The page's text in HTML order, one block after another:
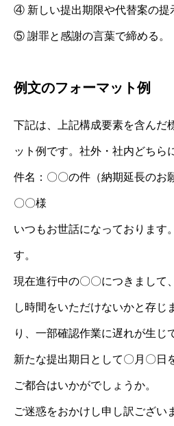
④ 新しい提出期限や代替案の提
⑤ 謝罪と感謝の言葉で締める。
例文のフォーマット例
下記は、上記構成要素を含んだ
ット例です。社外・社内どちら
件名：〇〇の件（納期延長のお
〇〇様
いつもお世話になっております
す。
現在進行中の〇〇につきまして
し時間をいただけないかと存じ
り、一部確認作業に遅れが生じ
新たな提出期日として〇月〇日
ご都合はいかがでしょうか。
ご迷惑をおかけし申し訳ござい